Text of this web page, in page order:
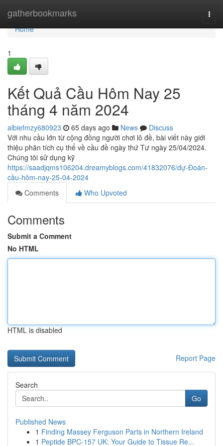
gatherbookmarks
Home
Home
1
Kết Quả Cầu Hôm Nay 25
tháng 4 năm 2024
albiefmzy680923 65 days ago News
Discuss
Với nhu cầu lớn từ cộng đồng người chơi lô đề, bài viết này giới
thiệu phân tích cụ thể về cầu đề ngày thứ Tư ngày 25/04/2024.
Chúng tôi sử dụng kỹ
https://saadjqms106204.dreamyblogs.com/41832076/dự-Đoán-
cầu-hôm-nay-25-04-2024
Comments
Who Upvoted
Comments
Submit a Comment
No HTML
HTML is disabled
Report Page
Search
Go
Published News
1 Finding Massey Ferguson Parts in Northern Ireland
1 Peptide BPC-157 UK: Your Guide to Tissue Re...